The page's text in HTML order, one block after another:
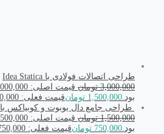
طراحی اتصالات فولادی با Idea Statica
3,000,000 تومان
بود.1,500,000 تومانقیمت فعلی: 1,500,000 تومان.
طراحی جامع دال یوبوت و کوبیاکس با Etabs , Safe
1,500,000 تومان
بود.750,000 تومانقیمت فعلی: 750,000 تومان.